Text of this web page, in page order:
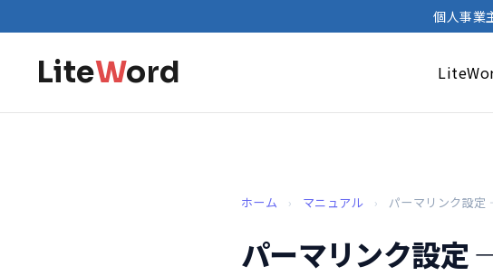
個人事業
LiteWord
ホーム › マニュアル › パーマリンク設
パーマリンク設定